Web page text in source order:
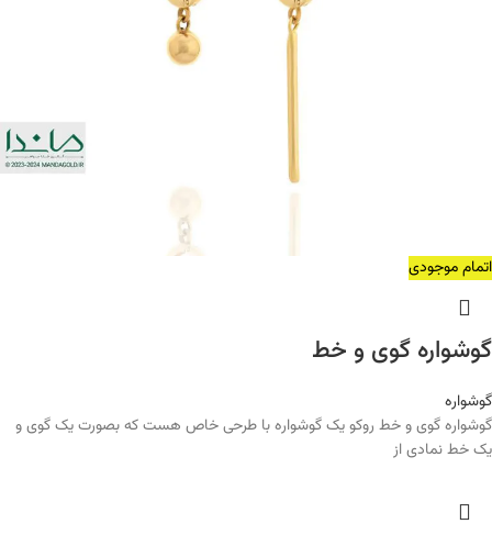
اتمام موجودی
گوشواره گوی و خط
گوشواره
گوشواره گوی و خط روکو یک گوشواره با طرحی خاص هست که بصورت یک گوی و
یک خط نمادی از